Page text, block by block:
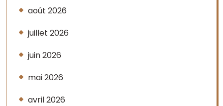
août 2026
juillet 2026
juin 2026
mai 2026
avril 2026